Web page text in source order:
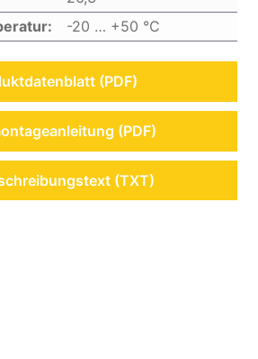
-20 … +50 °C
(PDF)
(PDF)
(TXT)